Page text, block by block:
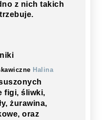
z nich takich
Halina
figi, śliwki,
żurawina,
oraz